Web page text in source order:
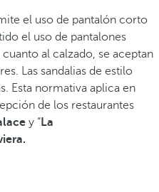
el uso de pantalón corto
el uso de pantalones
al calzado, se aceptan
Las sandalias de estilo
Esta normativa aplica en
de los restaurantes
y “La